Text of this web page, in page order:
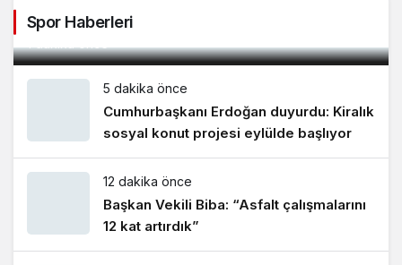
Spor Haberleri
ve yoğurduyla fark oluşturdu
5 dakika önce
Cumhurbaşkanı Erdoğan duyurdu: Kiralık
sosyal konut projesi eylülde başlıyor
12 dakika önce
Başkan Vekili Biba: “Asfalt çalışmalarını
12 kat artırdık”